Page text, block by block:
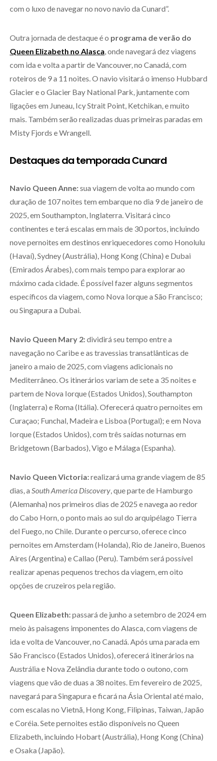
com o luxo de navegar no novo navio da Cunard”.
Outra jornada de destaque é o programa de verão do
Queen Elizabeth no Alasca , onde navegará dez viagens
com ida e volta a partir de Vancouver, no Canadá, com
roteiros de 9 a 11 noites. O navio visitará o imenso Hubbard
Glacier e o Glacier Bay National Park, juntamente com
ligações em Juneau, Icy Strait Point, Ketchikan, e muito
mais. Também serão realizadas duas primeiras paradas em
Misty Fjords e Wrangell.
Destaques da temporada Cunard
Navio Queen Anne:sua viagem de volta ao mundo com
duração de 107 noites tem embarque no dia 9 de janeiro de
2025, em Southampton, Inglaterra. Visitará cinco
continentes e terá escalas em mais de 30 portos, incluindo
nove pernoites em destinos enriquecedores como Honolulu
(Havaí), Sydney (Austrália), Hong Kong (China) e Dubai
(Emirados Árabes), com mais tempo para explorar ao
máximo cada cidade. É possível fazer alguns segmentos
específicos da viagem, como Nova Iorque a São Francisco;
ou Singapura a Dubai.
Navio Queen Mary 2:dividirá seu tempo entre a
navegação no Caribe e as travessias transatlânticas de
janeiro a maio de 2025, com viagens adicionais no
Mediterrâneo. Os itinerários variam de sete a 35 noites e
partem de Nova Iorque (Estados Unidos), Southampton
(Inglaterra) e Roma (Itália). Oferecerá quatro pernoites em
Curaçao; Funchal, Madeira e Lisboa (Portugal); e em Nova
Iorque (Estados Unidos), com três saídas noturnas em
Bridgetown (Barbados), Vigo e Málaga (Espanha).
Navio Queen Victoria:realizará uma grande viagem de 85
dias, a South America Discovery , que parte de Hamburgo
(Alemanha) nos primeiros dias de 2025 e navega ao redor
do Cabo Horn, o ponto mais ao sul do arquipélago Tierra
del Fuego, no Chile. Durante o percurso, oferece cinco
pernoites em Amsterdam (Holanda), Rio de Janeiro, Buenos
Aires (Argentina) e Callao (Peru). Também será possível
realizar apenas pequenos trechos da viagem, em oito
opções de cruzeiros pela região.
Queen Elizabeth:passará de junho a setembro de 2024 em
meio às paisagens imponentes do Alasca, com viagens de
ida e volta de Vancouver, no Canadá. Após uma parada em
São Francisco (Estados Unidos), oferecerá itinerários na
Austrália e Nova Zelândia durante todo o outono, com
viagens que vão de duas a 38 noites. Em fevereiro de 2025,
navegará para Singapura e ficará na Ásia Oriental até maio,
com escalas no Vietnã, Hong Kong, Filipinas, Taiwan, Japão
e Coréia. Sete pernoites estão disponíveis no Queen
Elizabeth, incluindo Hobart (Austrália), Hong Kong (China)
e Osaka (Japão).